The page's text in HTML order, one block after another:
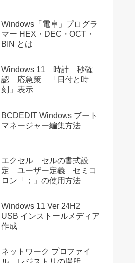
Windows「電卓」プログラ
マー HEX・DEC・OCT・
BIN とは
Windows 11 時計 秒確
認 応急策 「日付と時
刻」表示
BCDEDIT Windows ブート
マネージャー編集方法
エクセル セルの書式設
定 ユーザー定義 セミコ
ロン「；」の使用方法
Windows 11 Ver 24H2
USB インストールメディア
作成
ネットワーク プロファイ